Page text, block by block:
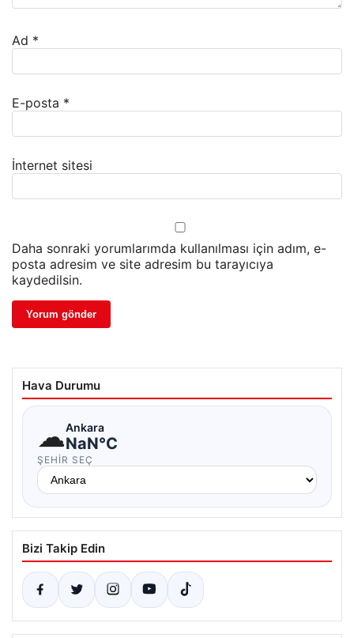
Ad *
E-posta *
İnternet sitesi
Daha sonraki yorumlarımda kullanılması için adım, e-
posta adresim ve site adresim bu tarayıcıya
kaydedilsin.
Hava Durumu
☁Ankara
NaN°C
ŞEHIR SEÇ
Bizi Takip Edin